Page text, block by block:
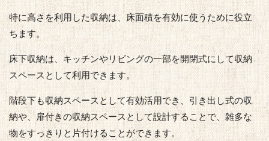
特に高さを利用した収納は、床面積を有効に使うために役立
ちます。
床下収納は、キッチンやリビングの一部を開閉式にして収納
スペースとして利用できます。
階段下も収納スペースとして有効活用でき、引き出し式の収
納や、扉付きの収納スペースとして設計することで、雑多な
物をすっきりと片付けることができます。